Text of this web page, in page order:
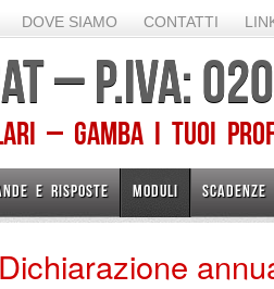
DOVE SIAMO CONTATTI
– P.IVA:
– Gamba I TUOI
E RISPOSTE MODULI SCADENZE